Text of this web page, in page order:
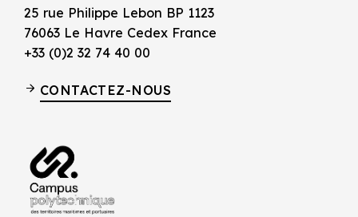
25 rue Philippe Lebon BP 1123
76063 Le Havre Cedex France
+33 (0)2 32 74 40 00
CONTACTEZ-NOUS